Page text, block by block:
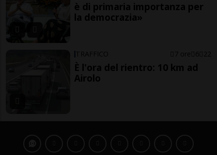
è di primaria importanza per
la democrazia»
TRAFFICO 7 ore 6 22
È l'ora del rientro: 10 km ad
Airolo